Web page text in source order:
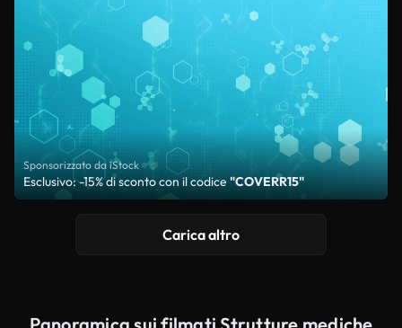
Sponsorizzato da iStock
Esclusivo: -15% di sconto con il codice "COVERR15"
Carica altro